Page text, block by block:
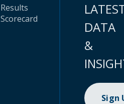
Results
Scorecard
DATA
&
Sign